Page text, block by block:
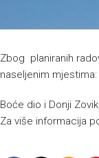
Zbog planiranih
naseljenim mjestima:
Boće dio i Donji
Za više informacija